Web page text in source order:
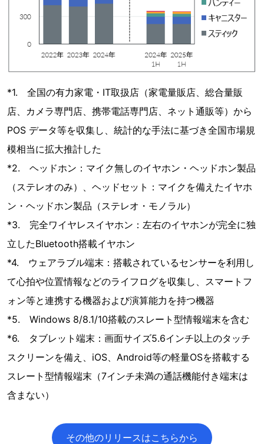
*1. 全国の有力家電・IT取扱店（家電量販店、総合量販
店、カメラ専門店、携帯電話専門店、ネット通販等）から
POS データ等を収集し、統計的な手法に基づき全国市場規
模相当に拡大推計した
*2. ヘッドホン：マイク無しのイヤホン・ヘッドホン製品
（ステレオのみ）、ヘッドセット：マイクを備えたイヤホ
ン・ヘッドホン製品（ステレオ・モノラル）
*3. 完全ワイヤレスイヤホン：左右のイヤホンが完全に独
立したBluetooth搭載イヤホン
*4. ウェアラブル端末：搭載されているセンサーを利用し
て心拍や位置情報などのライフログを収集し、スマートフ
ォン等と連携する機器および演算能力を持つ機器
*5. Windows 8/8.1/10搭載のスレート型情報端末を含む
*6. タブレット端末：画面サイズ5.6インチ以上のタッチ
スクリーンを備え、iOS、Android等の軽量OSを搭載する
スレート型情報端末（7インチ未満の通話機能付き端末は
含まない）
その他のリリースはこちらから